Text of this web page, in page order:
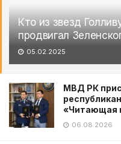
Кто из звезд
продвигал
05.02.2025
МВД РК
«Читающая
06.08.2026